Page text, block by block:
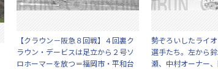
【クラウン－阪急８回戦】４回裏ク
ラウン・デービスは足立から２号ソ
ロホーマーを放つ＝福岡市・平和台
勢ぞろいしたライ
選手たち。左から
瀬、中村オーナー